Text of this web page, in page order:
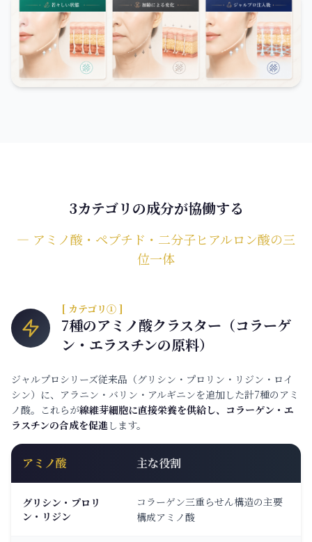
3カテゴリの成分が協働する
― アミノ酸・ペプチド・二分子ヒアルロン酸の三
位一体
[ カテゴリ① ]
7種のアミノ酸クラスター（コラーゲ
ン・エラスチンの原料）
ジャルプロシリーズ従来品（グリシン・プロリン・リジン・ロイ
シン）に、アラニン・バリン・アルギニンを追加した計7種のアミ
ノ酸。これらが線維芽細胞に直接栄養を供給し、コラーゲン・エ
ラスチンの合成を促進します。
アミノ酸 主な役割
グリシン・プロリ
ン・リジン
コラーゲン三重らせん構造の主要
構成アミノ酸